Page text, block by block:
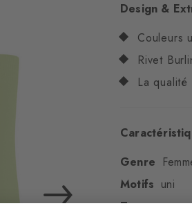
Design &
Couleurs
Rivet
La
Genre
Motifs uni